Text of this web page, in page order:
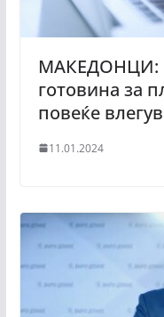
МАКЕДОНЦИ:
готовина за
повеќе
11.01.2024